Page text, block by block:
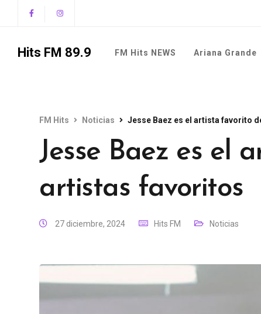
Hits FM 89.9 FM Hits NEWS Ariana Grande
FM Hits Noticias Jesse Baez es el artista favorito
Jesse Baez es el
artistas favoritos
27 diciembre, 2024 Hits FM Noticias